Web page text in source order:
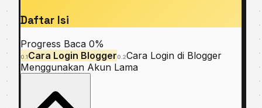
Daftar Isi
Progress Baca 0%
0.1Cara Login Blogger0.2Cara Login di Blogger
Menggunakan Akun Lama